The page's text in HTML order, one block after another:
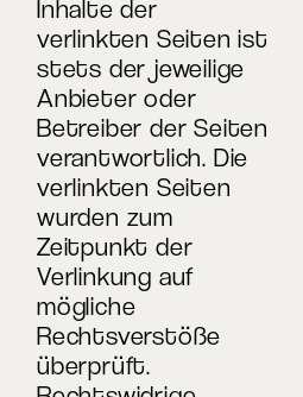
Inhalte der
verlinkten Seiten ist
stets der jeweilige
Anbieter oder
Betreiber der Seiten
verantwortlich. Die
verlinkten Seiten
wurden zum
Zeitpunkt der
Verlinkung auf
mögliche
Rechtsverstöße
überprüft.